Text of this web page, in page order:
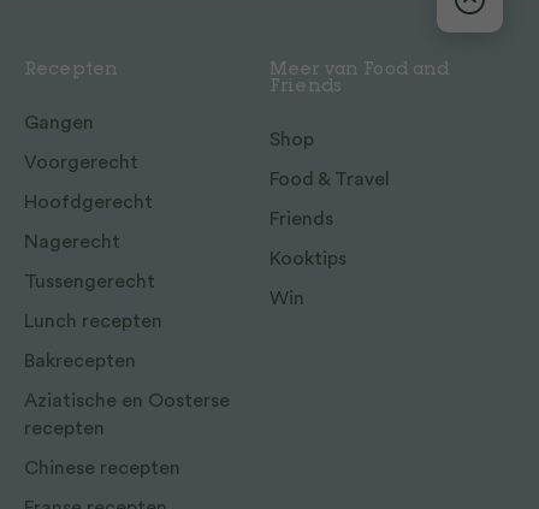
Recepten
Gangen
Voorgerecht
Hoofdgerecht
Nagerecht
Tussengerecht
Lunch recepten
Bakrecepten
Aziatische en Oosterse
recepten
Chinese recepten
Meer van Food and
Friends
Shop
Food & Travel
Friends
Kooktips
Win